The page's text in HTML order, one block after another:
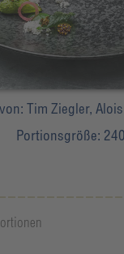
Tim Ziegler,
Portionsgröße: